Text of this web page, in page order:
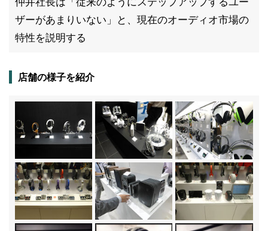
ザーがあまりいない」と、現在のオーディオ市場の
特性を説明する
店舗の様子を紹介